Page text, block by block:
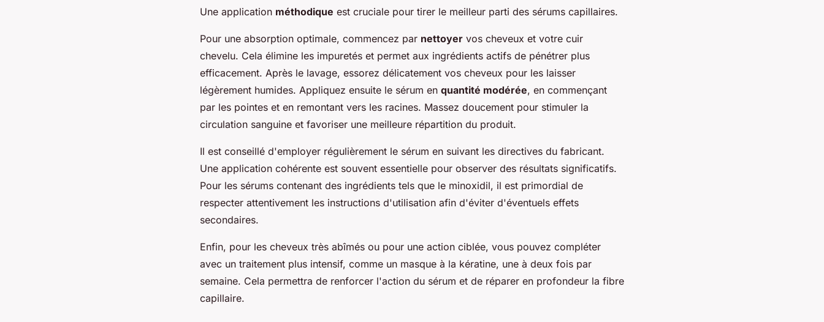
Une application méthodique est cruciale pour tirer le meilleur parti des sérums capillaires.
Pour une absorption optimale, commencez par nettoyer vos cheveux et votre cuir
chevelu. Cela élimine les impuretés et permet aux ingrédients actifs de pénétrer plus
efficacement. Après le lavage, essorez délicatement vos cheveux pour les laisser
légèrement humides. Appliquez ensuite le sérum en quantité modérée, en commençant
par les pointes et en remontant vers les racines. Massez doucement pour stimuler la
circulation sanguine et favoriser une meilleure répartition du produit.
Il est conseillé d'employer régulièrement le sérum en suivant les directives du fabricant.
Une application cohérente est souvent essentielle pour observer des résultats significatifs.
Pour les sérums contenant des ingrédients tels que le minoxidil, il est primordial de
respecter attentivement les instructions d'utilisation afin d'éviter d'éventuels effets
secondaires.
Enfin, pour les cheveux très abîmés ou pour une action ciblée, vous pouvez compléter
avec un traitement plus intensif, comme un masque à la kératine, une à deux fois par
semaine. Cela permettra de renforcer l'action du sérum et de réparer en profondeur la fibre
capillaire.